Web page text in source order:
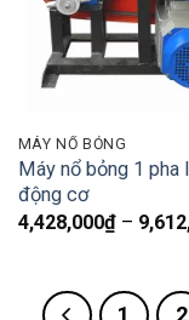
MÁY NỔ BỎNG
Máy nổ bỏng 1 pha
động cơ
4,428,000₫ –
1 2